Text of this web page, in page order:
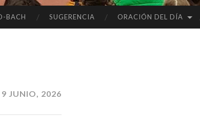
BACH SUGERENCIA ORACIÓN DEL DÍA
9 JUNIO, 2026